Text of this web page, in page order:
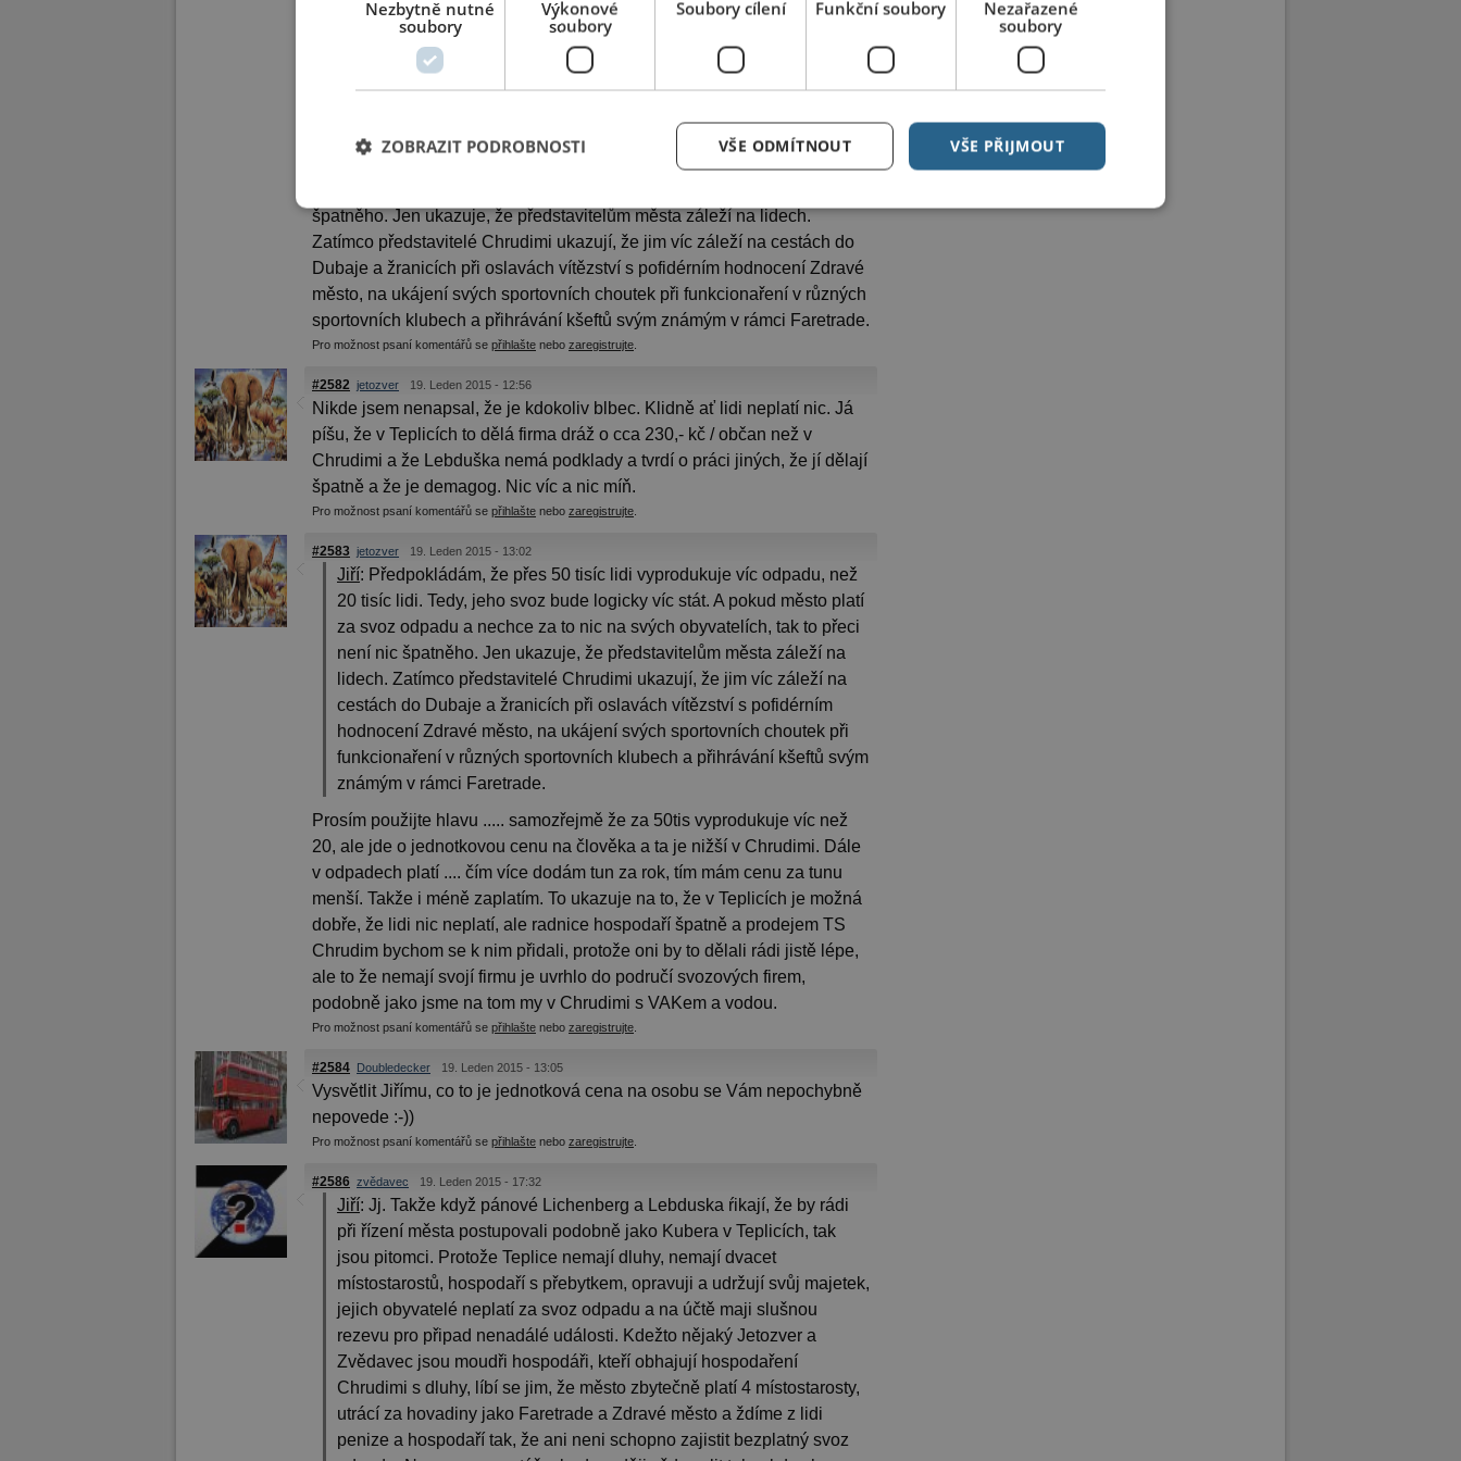
až potom. Mě to takto nebaví. Díky a loučím se s pozdravem
DEMAGOGII ZDAAAAAAAAAAARRRRRRRRRRRRRRRRR ;-))))
PS: vzít si příklad z TEPLIC v komunálu znamená mít popelnici za
Předpokládám, že přes 50 tisíc lidi vyprodukuje víc odpadu, než 20 tisíc
lidi. Tedy, jeho svoz bude logicky víc stát. A pokud město platí za svoz
špatněho. Jen ukazuje, že představitelům města záleží na lidech.
Zatímco představitelé Chrudimi ukazují, že jim víc záleží na cestách do
Dubaje a žranicích při oslavách vítězství s pofidérním hodnocení Zdravé
město, na ukájení svých sportovních choutek při funkcionaření v různých
sportovních klubech a přihrávání kšeftů svým známým v rámci Faretrade.
Pro možnost psaní komentářů se přihlašte nebo zaregistrujte
#2582 jetozver 19. Leden 2015 - 12:56
Nikde jsem nenapsal, že je kdokoliv blbec. Klidně ať lidi neplatí nic. Já
píšu, že v Teplicích to dělá firma dráž o cca 230,- kč / občan než v
Chrudimi a že Lebduška nemá podklady a tvrdí o práci jiných, že jí dělají
špatně a že je demagog. Nic víc a nic míň.
Pro možnost psaní komentářů se přihlašte nebo zaregistrujte
#2583 jetozver 19. Leden 2015 - 13:02
Jiří: Předpokládám, že přes 50 tisíc lidi vyprodukuje víc odpadu, než
20 tisíc lidi. Tedy, jeho svoz bude logicky víc stát. A pokud město platí
za svoz odpadu a nechce za to nic na svých obyvatelích, tak to přeci
není nic špatněho. Jen ukazuje, že představitelům města záleží na
lidech. Zatímco představitelé Chrudimi ukazují, že jim víc záleží na
cestách do Dubaje a žranicích při oslavách vítězství s pofidérním
hodnocení Zdravé město, na ukájení svých sportovních choutek při
funkcionaření v různých sportovních klubech a přihrávání kšeftů svým
známým v rámci Faretrade.
Prosím použijte hlavu ..... samozřejmě že za 50tis vyprodukuje víc než
20, ale jde o jednotkovou cenu na člověka a ta je nižší v Chrudimi. Dále
v odpadech platí .... čím více dodám tun za rok, tím mám cenu za tunu
menší. Takže i méně zaplatím. To ukazuje na to, že v Teplicích je možná
dobře, že lidi nic neplatí, ale radnice hospodaří špatně a prodejem TS
Chrudim bychom se k nim přidali, protože oni by to dělali rádi jistě lépe,
ale to že nemají svojí firmu je uvrhlo do područí svozových firem,
podobně jako jsme na tom my v Chrudimi s VAKem a vodou.
Pro možnost psaní komentářů se přihlašte nebo zaregistrujte
#2584 Doubledecker 19. Leden 2015 - 13:05
Vysvětlit Jiřímu, co to je jednotková cena na osobu se Vám nepochybně
nepovede :-))
Pro možnost psaní komentářů se přihlašte nebo zaregistrujte
#2586 zvědavec 19. Leden 2015 - 17:32
Jiří: Jj. Takže když pánové Lichenberg a Lebduska ŕikají, že by rádi
při řízení města postupovali podobně jako Kubera v Teplicích, tak
jsou pitomci. Protože Teplice nemají dluhy, nemají dvacet
místostarostů, hospodaří s přebytkem, opravuji a udržují svůj majetek,
jejich obyvatelé neplatí za svoz odpadu a na účtě maji slušnou
rezevu pro připad nenadálé události. Kdežto nějaký Jetozver a
Zvědavec jsou moudři hospodáři, kteří obhajují hospodaření
Chrudimi s dluhy, líbí se jim, že město zbytečně platí 4 místostarosty,
utrácí za hovadiny jako Faretrade a Zdravé město a ždíme z lidi
penize a hospodaří tak, že ani neni schopno zajistit bezplatný svoz
Nezbytně nutné
soubory
Výkonové
soubory
Soubory cílení Funkční soubory
Nezařazené
soubory
VŠE PŘIJMOUT
VŠE ODMÍTNOUT
ZOBRAZIT PODROBNOSTI